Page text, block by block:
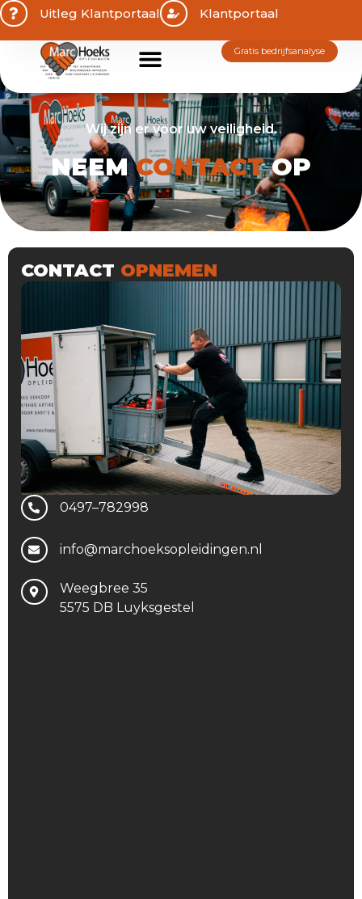
Uitleg Klantportaal Klantportaal
gratis bedrijfsanalyse
Wij zijn er voor uw veiligheid.
NEEMCONTACTOP
CONTACT OPNEMEN
0497–782998
info@marchoeksopleidingen.nl
Weegbree 35
5575 DB Luyksgestel